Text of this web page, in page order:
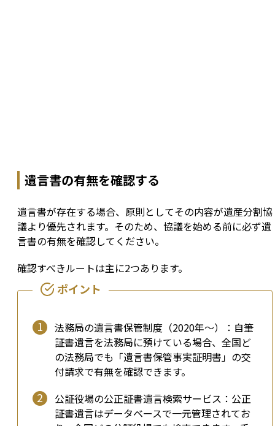
遺言書の有無を確認する
遺言書が存在する場合、原則としてその内容が遺産分割協
議より優先されます。そのため、協議を始める前に必ず遺
言書の有無を確認してください。
確認すべきルートは主に2つあります。
法務局の遺言書保管制度（2020年〜）：自筆
証書遺言を法務局に預けている場合、全国ど
の法務局でも「遺言書保管事実証明書」の交
付請求で有無を確認できます。
公証役場の公正証書遺言検索サービス：公正
証書遺言はデータベースで一元管理されてお